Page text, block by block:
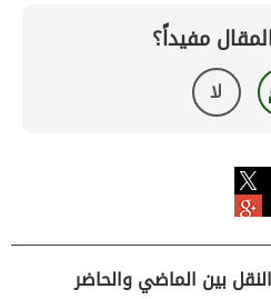
مفيداً؟
لا
بين الماضي والحاضر